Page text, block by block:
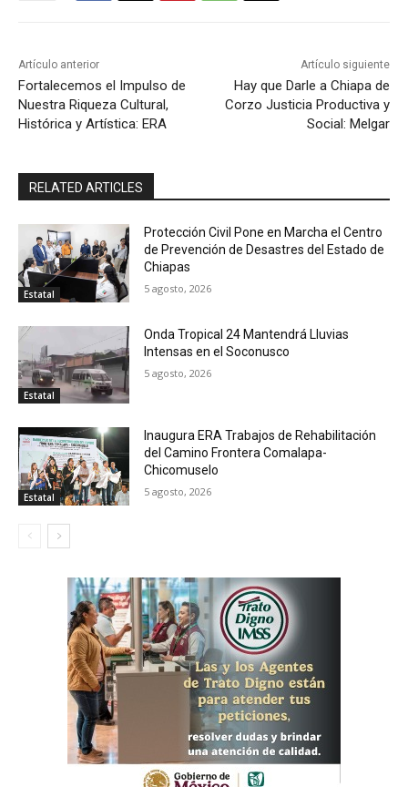
Artículo anterior
Fortalecemos el Impulso de
Nuestra Riqueza Cultural,
Histórica y Artística: ERA
Artículo siguiente
Hay que Darle a Chiapa de
Corzo Justicia Productiva y
Social: Melgar
RELATED ARTICLES
Estatal
Protección Civil Pone en Marcha el Centro
de Prevención de Desastres del Estado de
Chiapas
5 agosto, 2026
Estatal
Onda Tropical 24 Mantendrá Lluvias
Intensas en el Soconusco
5 agosto, 2026
Estatal
Inaugura ERA Trabajos de Rehabilitación
del Camino Frontera Comalapa-
Chicomuselo
5 agosto, 2026